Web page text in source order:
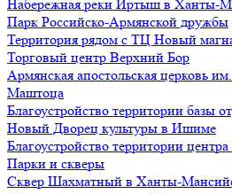
Набережная реки Иртыш в Ханты-
Парк Российско-Армянской дружбы
Территория рядом с ТЦ Новый
Торговый центр Верхний Бор
Армянская апостольская церковь
Маштоца
Благоустройство территории базы
Нoвый Двoрeц культуры в Ишимe
Благоустройство территории
Парки и скверы
Сквер Шахматный в Ханты-